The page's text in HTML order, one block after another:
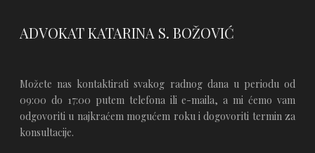
ADVOKAT KATARINA S. BOŽOVIĆ
Možete nas kontaktirati svakog radnog dana u periodu od
09:00 do 17:00 putem telefona ili e-maila, a mi ćemo vam
odgovoriti u najkraćem mogućem roku i dogovoriti termin za
konsultacije.